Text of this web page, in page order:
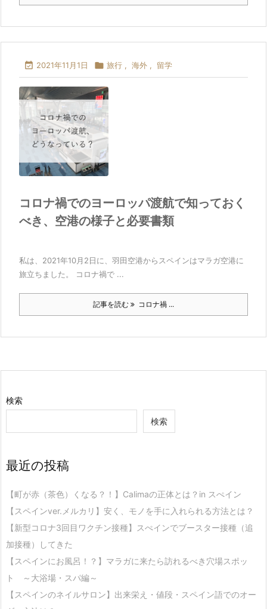
 2021年11月1日  旅行 , 海外 , 留学
コロナ禍でのヨーロッパ渡航で知っておく
べき、空港の様子と必要書類
私は、2021年10月2日に、羽田空港からスペインはマラガ空港に
旅立ちました。 コロナ禍で ...
記事を読む コロナ禍 ...
検索
検索
最近の投稿
【町が赤（茶色）くなる？！】Calimaの正体とは？in スぺイン
【スペインver.メルカリ】安く、モノを手に入れられる方法とは？
【新型コロナ3回目ワクチン接種】スぺインでブースター接種（追
加接種）してきた
【スペインにお風呂！？】マラガに来たら訪れるべき穴場スポッ
ト ～大浴場・スパ編～
【スペインのネイルサロン】出来栄え・値段・スペイン語でのオー